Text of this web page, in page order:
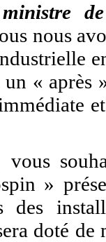
ministre
nous
« après
vous
»
des
doté de